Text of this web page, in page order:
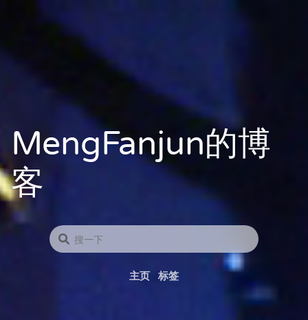
MengFanjun的博
客
主页 标签